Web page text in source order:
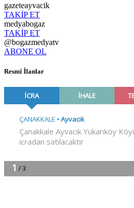
gazeteayvacik
TAKİP ET
medyabogaz
TAKİP ET
@bogazmedyatv
ABONE OL
Resmî İlanlar